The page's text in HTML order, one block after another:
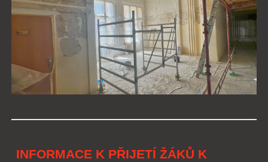
INFORMACE K PŘIJETÍ ŽÁKŮ K